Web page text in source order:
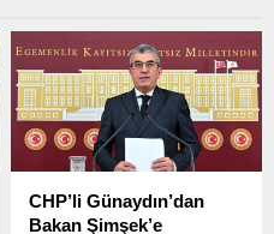
CHP’li Günaydın’dan
Bakan Şimşek’e